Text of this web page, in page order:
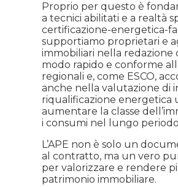
Proprio per questo è
a tecnici abilitati e a realtà
certificazione-energetica-
supportiamo proprietari e
immobiliari nella redazione
modo rapido e conforme
regionali e, come ESCO,
anche nella valutazione di
riqualificazione energetica
aumentare la classe
i consumi nel lungo
L’APE non è solo un
al contratto, ma un vero
per valorizzare e rendere
patrimonio immobiliare.